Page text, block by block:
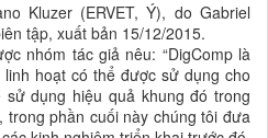
Kluzer (ERVET, Ý), do Gabriel
tập, xuất bản 15/12/2015.
nhóm tác giả nêu: “DigComp là
hoạt có thể được sử dụng cho
sử dụng hiệu quả khung đó trong
phần cuối này chúng tôi đưa